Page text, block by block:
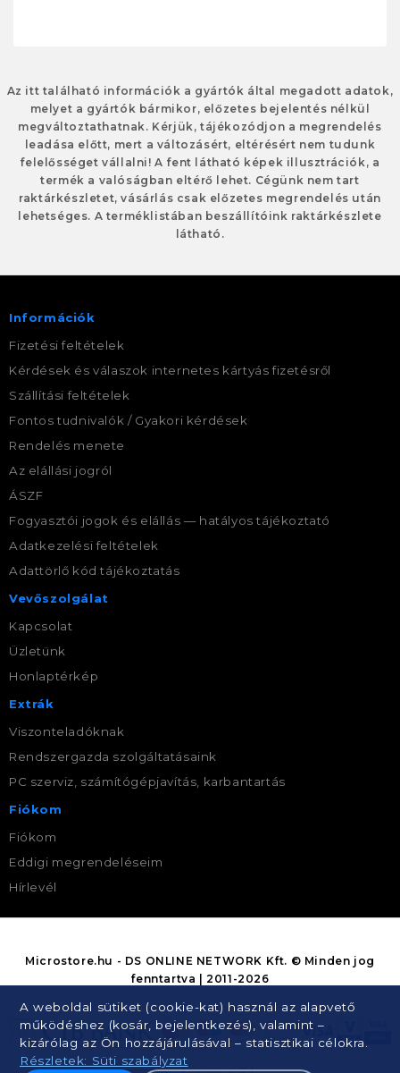
Az itt található információk a gyártók által megadott adatok,
melyet a gyártók bármikor, előzetes bejelentés nélkül
megváltoztathatnak. Kérjük, tájékozódjon a megrendelés
leadása előtt, mert a változásért, eltérésért nem tudunk
felelősséget vállalni! A fent látható képek illusztrációk, a
termék a valóságban eltérő lehet. Cégünk nem tart
raktárkészletet, vásárlás csak előzetes megrendelés után
lehetséges. A terméklistában beszállítóink raktárkészlete
látható.
Információk
Fizetési feltételek
Kérdések és válaszok internetes kártyás fizetésről
Szállítási feltételek
Fontos tudnivalók / Gyakori kérdések
Rendelés menete
Az elállási jogról
ÁSZF
Fogyasztói jogok és elállás — hatályos tájékoztató
Adatkezelési feltételek
Adattörlő kód tájékoztatás
Vevőszolgálat
Kapcsolat
Üzletünk
Honlaptérkép
Extrák
Viszonteladóknak
Rendszergazda szolgáltatásaink
PC szerviz, számítógépjavítás, karbantartás
Fiókom
Fiókom
Eddigi megrendeléseim
Hírlevél
A weboldal sütiket (cookie-kat) használ az alapvető
működéshez (kosár, bejelentkezés), valamint –
kizárólag az Ön hozzájárulásával – statisztikai célokra.
Részletek: Süti szabályzat
Microstore.hu - DS ONLINE NETWORK Kft. © Minden jog
fenntartva | 2011-2026